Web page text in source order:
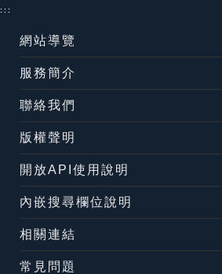
:::
網站導覽
服務簡介
聯絡我們
版權聲明
開放API使用說明
內嵌搜尋欄位說明
相關連結
常見問題